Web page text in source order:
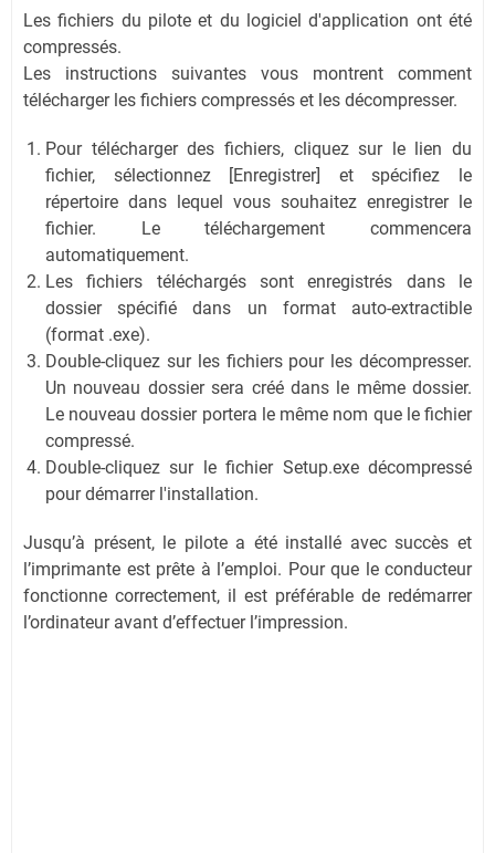
Les fichiers du pilote et du logiciel d'application ont été
compressés.
Les instructions suivantes vous montrent comment
télécharger les fichiers compressés et les décompresser.
Pour télécharger des fichiers, cliquez sur le lien du
fichier, sélectionnez [Enregistrer] et spécifiez le
répertoire dans lequel vous souhaitez enregistrer le
fichier. Le téléchargement commencera
automatiquement.
Les fichiers téléchargés sont enregistrés dans le
dossier spécifié dans un format auto-extractible
(format .exe).
Double-cliquez sur les fichiers pour les décompresser.
Un nouveau dossier sera créé dans le même dossier.
Le nouveau dossier portera le même nom que le fichier
compressé.
Double-cliquez sur le fichier Setup.exe décompressé
pour démarrer l'installation.
Jusqu’à présent, le pilote a été installé avec succès et
l’imprimante est prête à l’emploi. Pour que le conducteur
fonctionne correctement, il est préférable de redémarrer
l’ordinateur avant d’effectuer l’impression.